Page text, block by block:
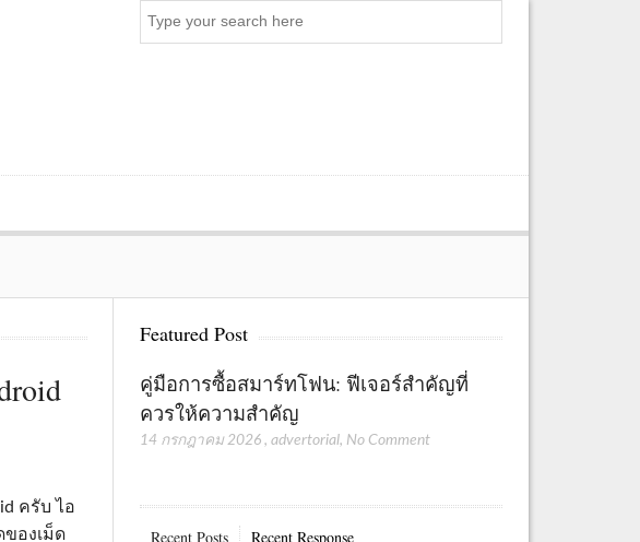
ครับ ไอ
องเม็ด
Featured Post
คู่มือการซื้อสมาร์ทโฟน: ฟีเจอร์สำคัญที่
ควรให้ความสำคัญ
14 กรกฎาคม 2026 ,advertorial, No Comment
Recent Posts Recent Response